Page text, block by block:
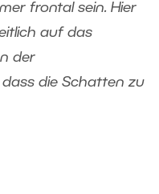
frontal sein. Hier
auf das
der
die Schatten zu